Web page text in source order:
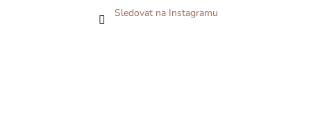
Sledovat na Instagramu